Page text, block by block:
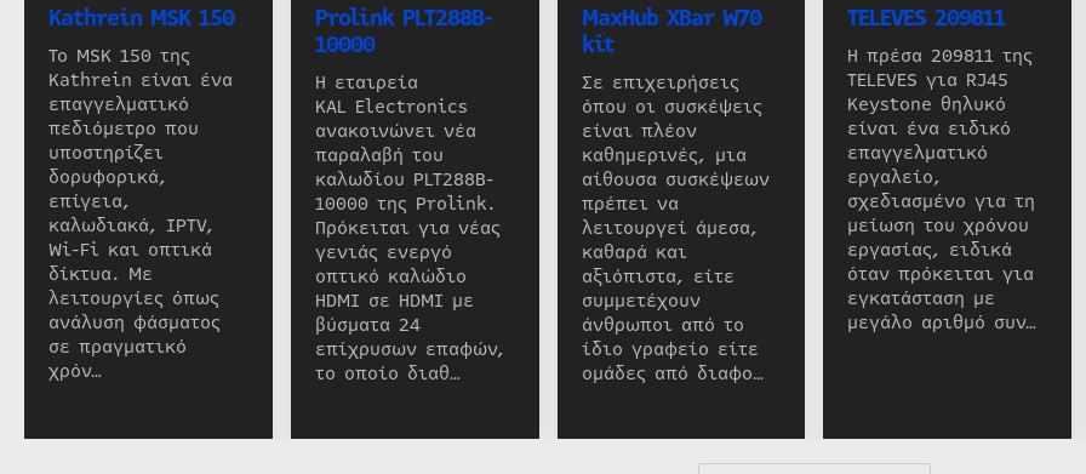
Kathrein MSK 150
Το MSK 150 της
Kathrein είναι ένα
επαγγελματικό
πεδιόμετρο που
υποστηρίζει
δορυφορικά,
επίγεια,
καλωδιακά, IPTV,
Wi-Fi και οπτικά
δίκτυα. Με
λειτουργίες όπως
ανάλυση φάσματος
σε πραγματικό
χρόν…
Prolink PLT288B-
10000
Η εταιρεία
KAL Electronics
ανακοινώνει νέα
παραλαβή του
καλωδίου PLT288B-
10000 της Prolink.
Πρόκειται για νέας
γενιάς ενεργό
οπτικό καλώδιο
HDMI σε HDMI με
βύσματα 24
επίχρυσων επαφών,
το οποίο διαθ…
MaxHub XBar W70
kit
Σε επιχειρήσεις
όπου οι συσκέψεις
είναι πλέον
καθημερινές, μια
αίθουσα συσκέψεων
πρέπει να
λειτουργεί άμεσα,
καθαρά και
αξιόπιστα, είτε
συμμετέχουν
άνθρωποι από το
ίδιο γραφείο είτε
ομάδες από διαφο…
TELEVES 209811
Η πρέσα 209811 της
TELEVES για RJ45
Keystone θηλυκό
είναι ένα ειδικό
επαγγελματικό
εργαλείο,
σχεδιασμένο για τη
μείωση του χρόνου
εργασίας, ειδικά
όταν πρόκειται για
εγκατάσταση με
μεγάλο αριθμό συν…